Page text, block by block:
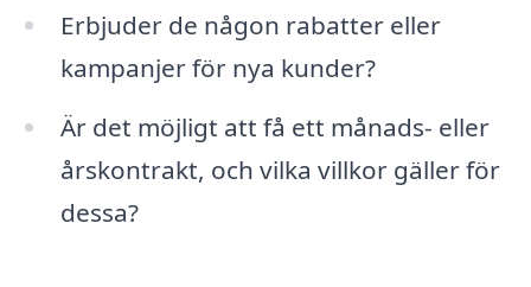
Erbjuder de någon rabatter eller
kampanjer för nya kunder?
Är det möjligt att få ett månads- eller
årskontrakt, och vilka villkor gäller för
dessa?